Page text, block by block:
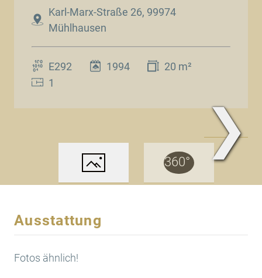
Karl-Marx-Straße 26, 99974
Mühlhausen
E292 1994
20 m²
1
❯
Ausstattung
Fotos ähnlich!